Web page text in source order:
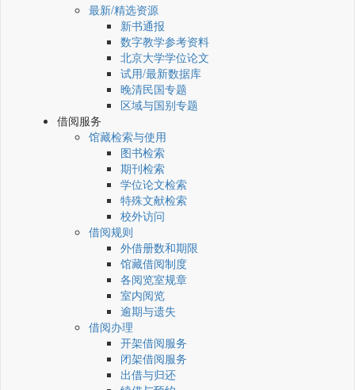
最新/精选资源
新书通报
数字教学参考资料
北京大学学位论文
试用/最新数据库
晚清民国专题
区域与国别专题
借阅服务
馆藏检索与使用
图书检索
期刊检索
学位论文检索
特殊文献检索
校外访问
借阅规则
外借册数和期限
馆藏借阅制度
各阅览室规章
室内阅览
逾期与遗失
借阅办理
开架借阅服务
闭架借阅服务
出借与归还